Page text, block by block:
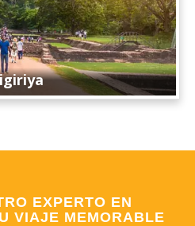
EXPERTO EN
VIAJE MEMORABLE